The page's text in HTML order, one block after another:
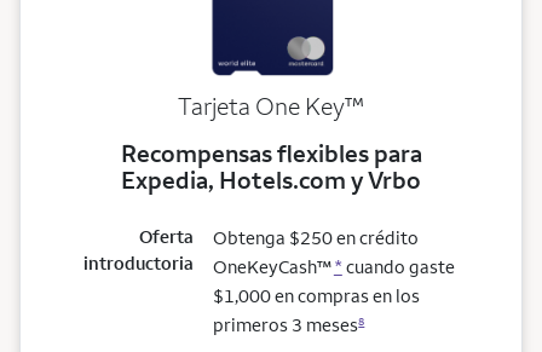
Tarjeta One Keytrademark
™
Recompensas flexibles para
Expedia, Hotels.com y Vrbo
Oferta
introductoria
Obtenga $250 en crédito
OneKeyCash™* cuando gaste
$1,000 en compras en los
primeros 3 meses8